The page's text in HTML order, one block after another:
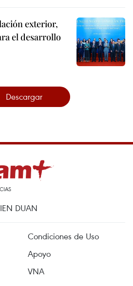
exterior,
el desarrollo
Descargar
DUAN
Condiciones de Uso
Apoyo
VNA